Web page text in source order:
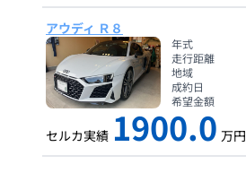
アウディ Ｒ８
年式
走行距離
地域
成約日
希望金額
セルカ実績 1900.0 万円